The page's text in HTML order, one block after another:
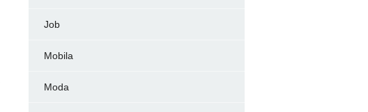
Job
Mobila
Moda